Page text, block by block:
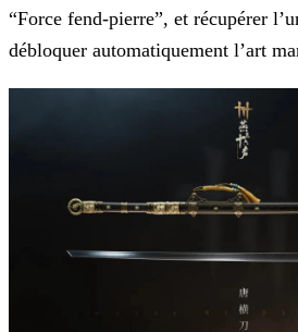
“Force fend-pierre”, et récupérer
débloquer automatiquement l’art